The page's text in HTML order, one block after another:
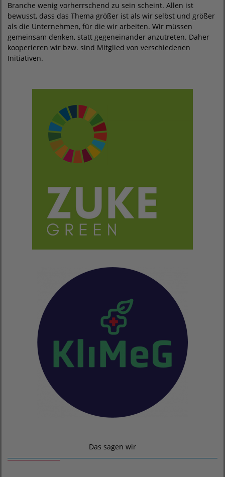
Branche wenig vorherrschend zu sein scheint. Allen ist
bewusst, dass das Thema größer ist als wir selbst und größer
als die Unternehmen, für die wir arbeiten. Wir müssen
gemeinsam denken, statt gegeneinander anzutreten. Daher
kooperieren wir bzw. sind Mitglied von verschiedenen
Initiativen.
Das sagen wir